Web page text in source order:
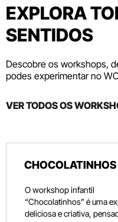
EXPLORA
SENTIDOS
Descobre os workshops,
podes experimentar no
VER TODOS OS
CHOCOLATINHOS
O workshop infantil
“Chocolatinhos” é uma
deliciosa e criativa,